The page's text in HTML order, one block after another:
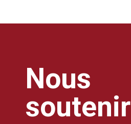
Nous
soutenir